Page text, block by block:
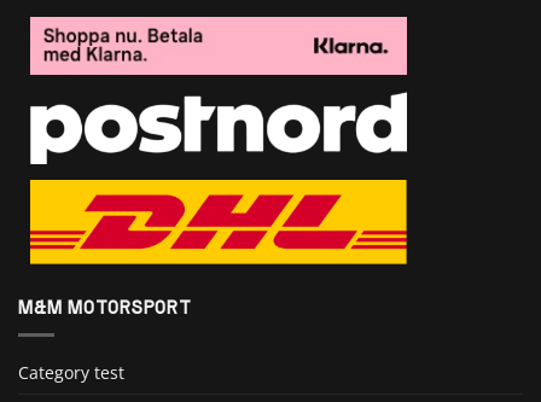
M&M MOTORSPORT
Category test